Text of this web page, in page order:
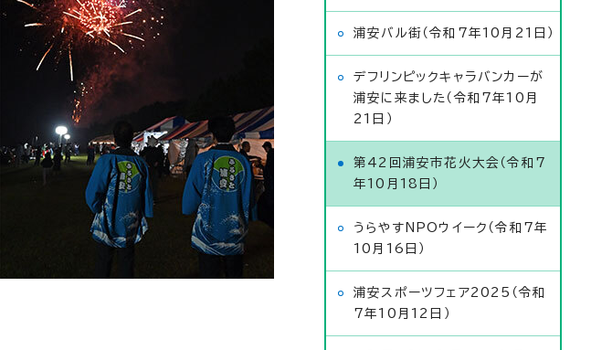
浦安バル街（令和7年10月21日）
デフリンピックキャラバンカーが
浦安に来ました（令和7年10月
21日）
第42回浦安市花火大会（令和7
年10月18日）
うらやすNPOウイーク（令和7年
10月16日）
浦安スポーツフェア2025（令和
7年10月12日）